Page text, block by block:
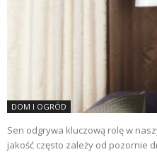
DOM I OGRÓD
Sen odgrywa kluczową rolę w
jakość często zależy od pozornie